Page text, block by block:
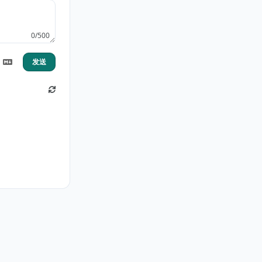
0/500
发送